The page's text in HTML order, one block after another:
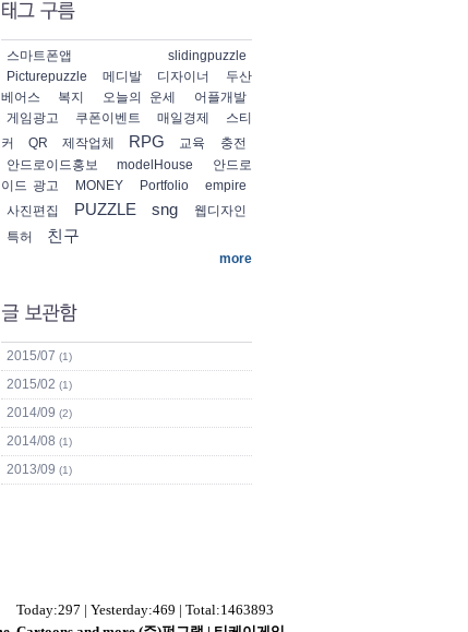
스마트폰앱
slidingpuzzle
Picturepuzzle
메디발 디자이너
두산
베어스
복지 오늘의 운세
어플개발
게임광고
쿠폰이벤트 매일경제
스티
커
QR 제작업체 RPG 교육
충전
안드로이드홍보
modelHouse
안드로
이드 광고
MONEY Portfolio
empire
사진편집
PUZZLE sng
웹디자인
특허
친구
more
2015/07 (1)
2015/02 (1)
2014/09 (2)
2014/08 (1)
2013/09 (1)
Today:297 | Yesterday:469 | Total:1463893